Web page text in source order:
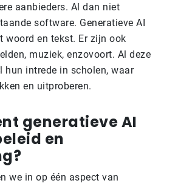
aanbieders. Al dan niet
software. Generatieve AI
woord en tekst. Er zijn ook
muziek, enzovoort. Al deze
hun intrede in scholen, waar
en uitproberen.
generatieve AI
en
we in op één aspect van